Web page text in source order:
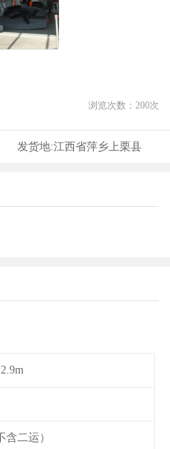
浏览次数： 200次
发货地:江西省萍乡上栗县
含二运）